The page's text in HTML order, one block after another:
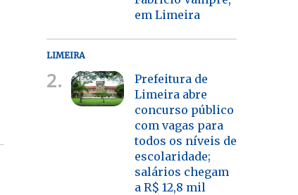
em Limeira
LIMEIRA
2.
Prefeitura de
Limeira abre
concurso público
com vagas para
todos os níveis de
escolaridade;
salários chegam
a R$ 12,8 mil